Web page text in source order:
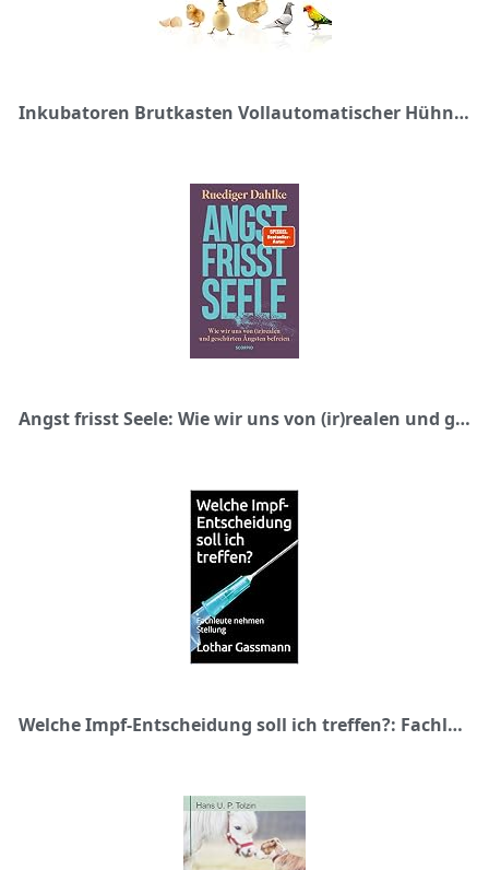
Inkubatoren Brutkasten Vollautomatischer Hühnereier Automatischer Hühnerbrutkasten Heimbrutkasten Bauernhof Eierbrutkasten 16 Eier
Angst frisst Seele: Wie wir uns von (ir)realen und geschürten Ängsten befreien
Welche Impf-Entscheidung soll ich treffen?: Fachleute nehmen Stellung